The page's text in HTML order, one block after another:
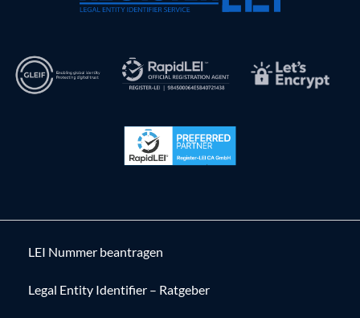
LEI Nummer beantragen
Legal Entity Identifier – Ratgeber